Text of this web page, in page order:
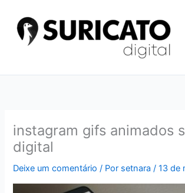
conteúdo
instagram gifs animados
digital
Deixe um comentário / Por setnara/13 de